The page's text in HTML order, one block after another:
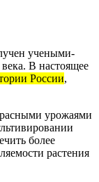
учеными-
В настоящее
России,
урожаями
более
растения